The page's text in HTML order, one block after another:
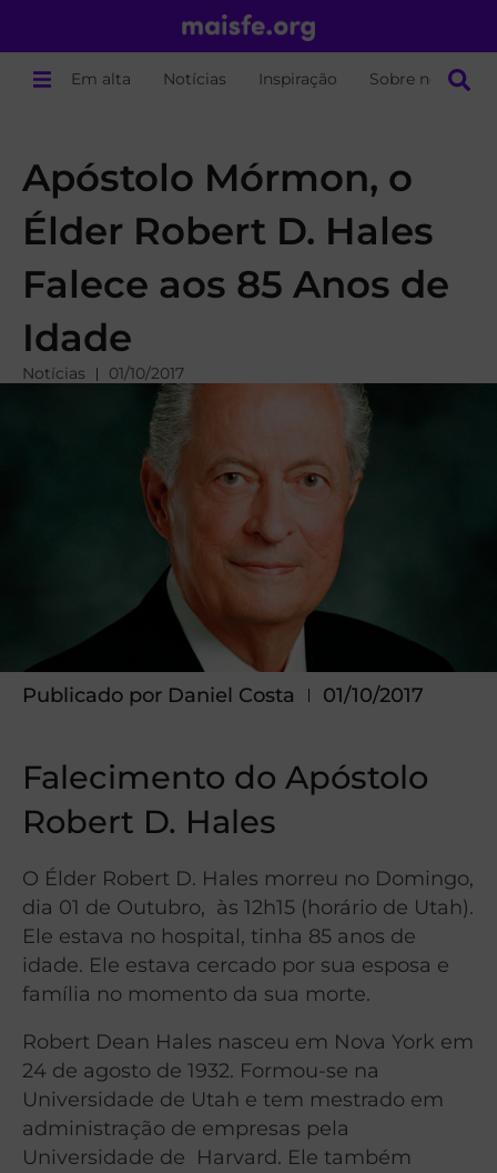
Em alta Notícias Inspiração Sobre nós
Apóstolo Mórmon, o
Élder Robert D. Hales
Falece aos 85 Anos de
Idade
Notícias 01/10/2017
Publicado por Daniel Costa 01/10/2017
Falecimento do Apóstolo
Robert D. Hales
O Élder Robert D. Hales morreu no Domingo,
dia 01 de Outubro, às 12h15 (horário de Utah).
Ele estava no hospital, tinha 85 anos de
idade. Ele estava cercado por sua esposa e
família no momento da sua morte.
Robert Dean Hales nasceu em Nova York em
24 de agosto de 1932. Formou-se na
Universidade de Utah e tem mestrado em
administração de empresas pela
Universidade de Harvard. Ele também